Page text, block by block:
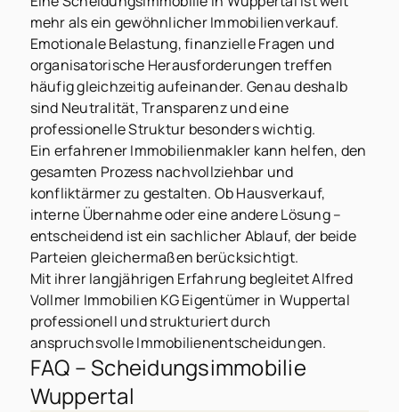
mehr als ein gewöhnlicher Immobilienverkauf.
Emotionale Belastung, finanzielle Fragen und
organisatorische Herausforderungen treffen
häufig gleichzeitig aufeinander. Genau deshalb
sind Neutralität, Transparenz und eine
professionelle Struktur besonders wichtig.
Ein erfahrener Immobilienmakler kann helfen, den
gesamten Prozess nachvollziehbar und
konfliktärmer zu gestalten. Ob Hausverkauf,
interne Übernahme oder eine andere Lösung –
entscheidend ist ein sachlicher Ablauf, der beide
Parteien gleichermaßen berücksichtigt.
Mit ihrer langjährigen Erfahrung begleitet Alfred
Vollmer Immobilien KG Eigentümer in Wuppertal
professionell und strukturiert durch
anspruchsvolle Immobilienentscheidungen.
FAQ – Scheidungsimmobilie
Wuppertal